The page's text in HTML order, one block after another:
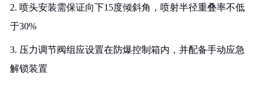
2. 喷头安装需保证向下15度倾斜角，喷射半径重叠率不低
于30%
3. 压力调节阀组应设置在防爆控制箱内，并配备手动应急
解锁装置